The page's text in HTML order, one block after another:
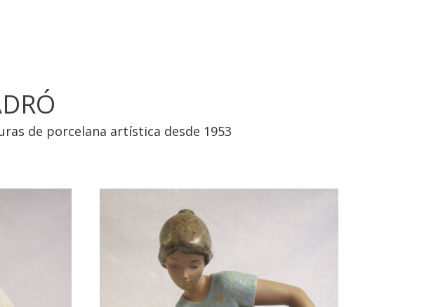
de porcelana artística desde 1953